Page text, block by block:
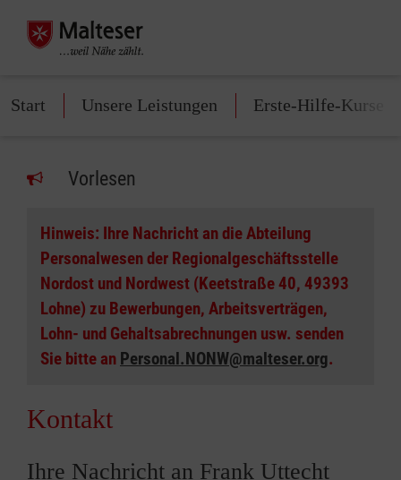
Start Unsere Leistungen Erste-Hilfe-Kurse
Vorlesen
Hinweis: Ihre Nachricht an die Abteilung
Personalwesen der Regionalgeschäftsstelle
Nordost und Nordwest (Keetstraße 40, 49393
Lohne) zu Bewerbungen, Arbeitsverträgen,
Lohn- und Gehaltsabrechnungen usw. senden
Sie bitte an Personal.NONW@malteser.org.
Kontakt
Ihre Nachricht an Frank Uttecht